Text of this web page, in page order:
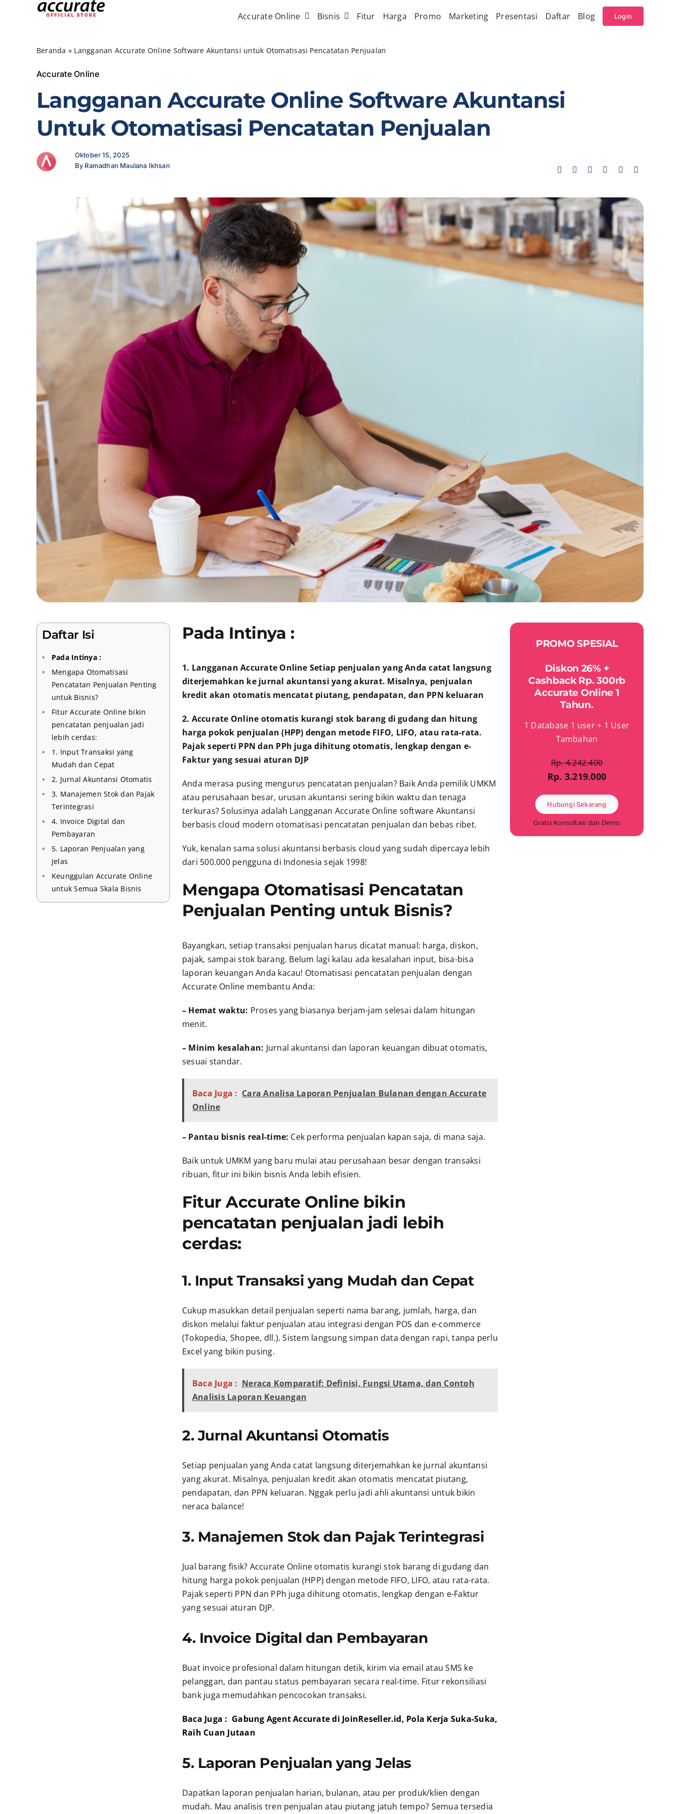
Accurate Online Bisnis Fitur Harga Promo Marketing Presentasi Daftar Blog Login
Beranda » Langganan Accurate Online Software Akuntansi untuk Otomatisasi Pencatatan Penjualan
Accurate Online
Langganan Accurate Online Software Akuntansi
Untuk Otomatisasi Pencatatan Penjualan
Oktober 15, 2025
By Ramadhan Maulana Ikhsan
Daftar Isi
Pada Intinya :
Mengapa Otomatisasi
Pencatatan Penjualan Penting
untuk Bisnis?
Fitur Accurate Online bikin
pencatatan penjualan jadi
lebih cerdas:
1. Input Transaksi yang
Mudah dan Cepat
2. Jurnal Akuntansi Otomatis
3. Manajemen Stok dan Pajak
Terintegrasi
4. Invoice Digital dan
Pembayaran
5. Laporan Penjualan yang
Jelas
Keunggulan Accurate Online
untuk Semua Skala Bisnis
Pada Intinya :
1. Langganan Accurate Online Setiap penjualan yang Anda catat langsung
diterjemahkan ke jurnal akuntansi yang akurat. Misalnya, penjualan
kredit akan otomatis mencatat piutang, pendapatan, dan PPN keluaran
2. Accurate Online otomatis kurangi stok barang di gudang dan hitung
harga pokok penjualan (HPP) dengan metode FIFO, LIFO, atau rata-rata.
Pajak seperti PPN dan PPh juga dihitung otomatis, lengkap dengan e-
Faktur yang sesuai aturan DJP
Anda merasa pusing mengurus pencatatan penjualan? Baik Anda pemilik UMKM
atau perusahaan besar, urusan akuntansi sering bikin waktu dan tenaga
terkuras? Solusinya adalah Langganan Accurate Online software Akuntansi
berbasis cloud modern otomatisasi pencatatan penjualan dan bebas ribet.
Yuk, kenalan sama solusi akuntansi berbasis cloud yang sudah dipercaya lebih
dari 500.000 pengguna di Indonesia sejak 1998!
Mengapa Otomatisasi Pencatatan
Penjualan Penting untuk Bisnis?
Bayangkan, setiap transaksi penjualan harus dicatat manual: harga, diskon,
pajak, sampai stok barang. Belum lagi kalau ada kesalahan input, bisa-bisa
laporan keuangan Anda kacau! Otomatisasi pencatatan penjualan dengan
Accurate Online membantu Anda:
– Hemat waktu: Proses yang biasanya berjam-jam selesai dalam hitungan
menit.
– Minim kesalahan: Jurnal akuntansi dan laporan keuangan dibuat otomatis,
sesuai standar.
Baca Juga : Cara Analisa Laporan Penjualan Bulanan dengan Accurate
Online
– Pantau bisnis real-time: Cek performa penjualan kapan saja, di mana saja.
Baik untuk UMKM yang baru mulai atau perusahaan besar dengan transaksi
ribuan, fitur ini bikin bisnis Anda lebih efisien.
Fitur Accurate Online bikin
pencatatan penjualan jadi lebih
cerdas:
1. Input Transaksi yang Mudah dan Cepat
Cukup masukkan detail penjualan seperti nama barang, jumlah, harga, dan
diskon melalui faktur penjualan atau integrasi dengan POS dan e-commerce
(Tokopedia, Shopee, dll.). Sistem langsung simpan data dengan rapi, tanpa perlu
Excel yang bikin pusing.
Baca Juga : Neraca Komparatif: Definisi, Fungsi Utama, dan Contoh
Analisis Laporan Keuangan
2. Jurnal Akuntansi Otomatis
Setiap penjualan yang Anda catat langsung diterjemahkan ke jurnal akuntansi
yang akurat. Misalnya, penjualan kredit akan otomatis mencatat piutang,
pendapatan, dan PPN keluaran. Nggak perlu jadi ahli akuntansi untuk bikin
neraca balance!
3. Manajemen Stok dan Pajak Terintegrasi
Jual barang fisik? Accurate Online otomatis kurangi stok barang di gudang dan
hitung harga pokok penjualan (HPP) dengan metode FIFO, LIFO, atau rata-rata.
Pajak seperti PPN dan PPh juga dihitung otomatis, lengkap dengan e-Faktur
yang sesuai aturan DJP.
4. Invoice Digital dan Pembayaran
Buat invoice profesional dalam hitungan detik, kirim via email atau SMS ke
pelanggan, dan pantau status pembayaran secara real-time. Fitur rekonsiliasi
bank juga memudahkan pencocokan transaksi.
Baca Juga : Gabung Agent Accurate di JoinReseller.id, Pola Kerja Suka-Suka,
Raih Cuan Jutaan
5. Laporan Penjualan yang Jelas
Dapatkan laporan penjualan harian, bulanan, atau per produk/klien dengan
mudah. Mau analisis tren penjualan atau piutang jatuh tempo? Semua tersedia
PROMO SPESIAL
Diskon 26% +
Cashback Rp. 300rb
Accurate Online 1
Tahun.
1 Database 1 user + 1 User
Tambahan
Rp. 4.242.400
Rp. 3.219.000
Hubungi Sekarang
Gratis Konsultasi dan Demo